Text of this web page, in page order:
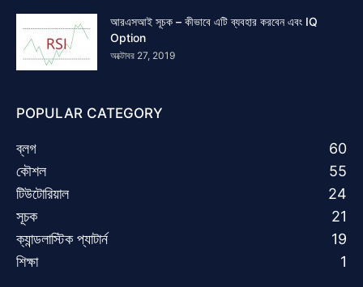
আরএসআই সূচক – কীভাবে এটি ব্যবহার করবেন এবং IQ
Option
অক্টোবর 27, 2019
POPULAR CATEGORY
ব্লগ
60
কৌশল
55
টিউটোরিয়াল
24
সূচক
21
ক্যান্ডলাস্টিক প্যাটার্ন
19
শিক্ষা
1